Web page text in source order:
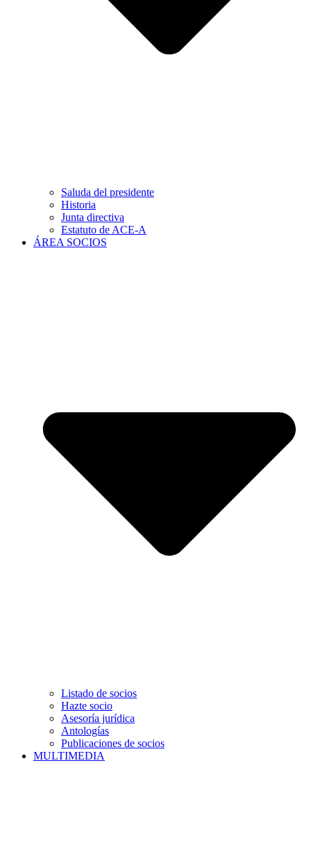
Saluda del presidente
Historia
Junta directiva
Estatuto de ACE-A
ÁREA SOCIOS
Listado de socios
Hazte socio
Asesoría jurídica
Antologías
Publicaciones de socios
MULTIMEDIA